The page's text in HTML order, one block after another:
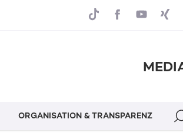
ORGANISATION & TRANSPARENZ